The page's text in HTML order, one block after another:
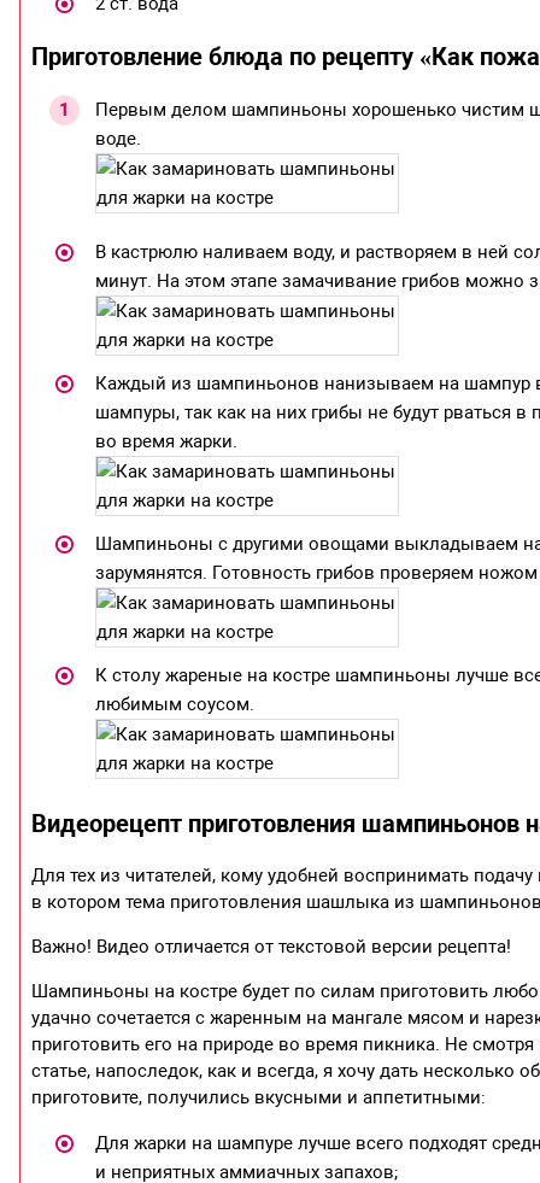
Приготовление блюда по рецепту «Как
Первым делом шампиньоны хорошенько чистим
воде.
В кастрюлю наливаем воду, и растворяем в ней
минут. На этом этапе замачивание грибов
Каждый из шампиньонов нанизываем на шампур
шампуры, так как на них грибы не будут рваться
во время жарки.
Шампиньоны с другими овощами выкладываем на
зарумянятся. Готовность грибов проверяем
К столу жареные на костре шампиньоны лучше
любимым соусом.
Видеорецепт приготовления шампиньонов
Для тех из читателей, кому удобней воспринимать
в котором тема приготовления шашлыка из
Важно! Видео отличается от текстовой версии рецепта!
Шампиньоны на костре будет по силам приготовить
удачно сочетается с жаренным на мангале мясом и
приготовить его на природе во время пикника. Не
статье, напоследок, как и всегда, я хочу дать
приготовите, получились вкусными и аппетитными:
Для жарки на шампуре лучше всего подходят
и неприятных аммиачных запахов;